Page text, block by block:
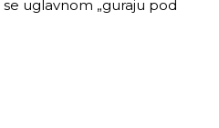
uglavnom „guraju pod